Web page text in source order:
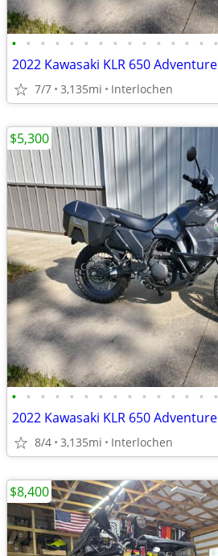
• • • • • • • • • • • • • • •
2022 Kawasaki KLR 650 Adventure
7/7 3,135mi Interlochen
• • • • • • • • • • • • • • •
2022 Kawasaki KLR 650 Adventure
8/4 3,135mi Interlochen
$5,300
$8,400